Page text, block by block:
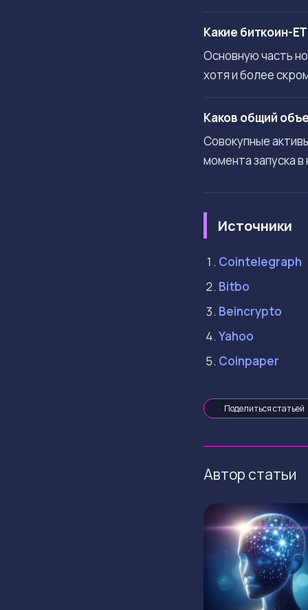
Какие биткоин-
Основную часть
хотя и более
Каков общий
Совокупные
момента запуска
Источники
Cointelegraph
Bitbo
Beincrypto
Yahoo
Coinpaper
Поделиться статьей
Автор статьи